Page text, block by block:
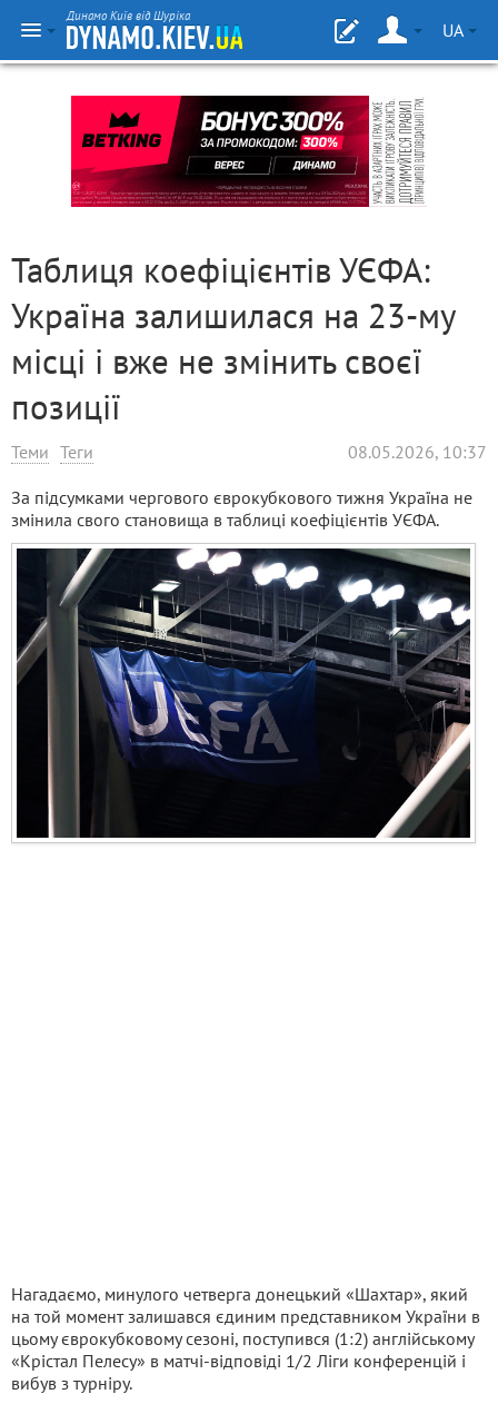
Динамо Київ від Шуріка
UA
Таблиця коефіцієнтів УЄФА:
Україна залишилася на 23-му
місці і вже не змінить своєї
позиції
Теми Теги 08.05.2026, 10:37
За підсумками чергового єврокубкового тижня Україна не
змінила свого становища в таблиці коефіцієнтів УЄФА.
Нагадаємо, минулого четверга донецький «Шахтар», який
на той момент залишався єдиним представником України в
цьому єврокубковому сезоні, поступився (1:2) англійському
«Крістал Пелесу» в матчі-відповіді 1/2 Ліги конференцій і
вибув з турніру.